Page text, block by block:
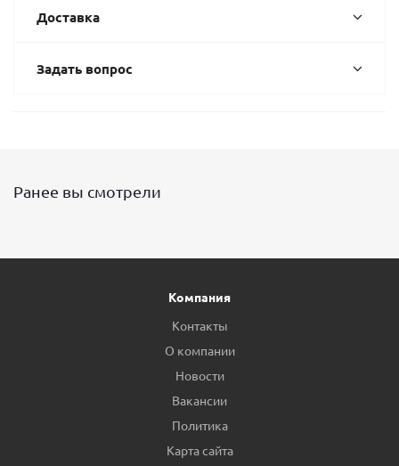
Доставка
Задать вопрос
Ранее вы смотрели
Компания
Контакты
О компании
Новости
Вакансии
Политика
Карта сайта